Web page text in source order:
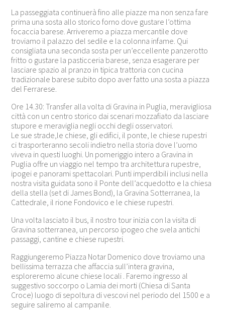
La passeggiata continuerà fino alle piazze ma non senza fare
prima una sosta allo storico forno dove gustare l’ottima
focaccia barese. Arriveremo a piazza mercantile dove
troviamo il palazzo del sedile e la colonna infame. Qui
consigliata una seconda sosta per un’eccellente panzerotto
fritto o gustare la pasticceria barese, senza esagerare per
lasciare spazio al pranzo in tipica trattoria con cucina
tradizionale barese subito dopo aver fatto una sosta a piazza
del Ferrarese.
Ore 14.30: Transfer alla volta di Gravina in Puglia, meravigliosa
città con un centro storico dai scenari mozzafiato da lasciare
stupore e meraviglia negli occhi degli osservatori.
Le sue strade,le chiese, gli edifici, il ponte, le chiese rupestri
ci trasporteranno secoli indietro nella storia dove l’uomo
viveva in questi luoghi. Un pomeriggio intero a Gravina in
Puglia offre un viaggio nel tempo tra architettura rupestre,
ipogei e panorami spettacolari. Punti imperdibili inclusi nella
nostra visita guidata sono il Ponte dell’acquedotto e la chiesa
della stella (set di James Bond), la Gravina Sotterranea, la
Cattedrale, il rione Fondovico e le chiese rupestri.
Una volta lasciato il bus, il nostro tour inizia con la visita di
Gravina sotterranea, un percorso ipogeo che svela antichi
passaggi, cantine e chiese rupestri.
Raggiungeremo Piazza Notar Domenico dove troviamo una
bellissima terrazza che affaccia sull’intera gravina,
esploreremo alcune chiese locali . Faremo ingresso al
suggestivo soccorpo o Lamia dei morti (Chiesa di Santa
Croce) luogo di sepoltura di vescovi nel periodo del 1500 e a
seguire saliremo al campanile.